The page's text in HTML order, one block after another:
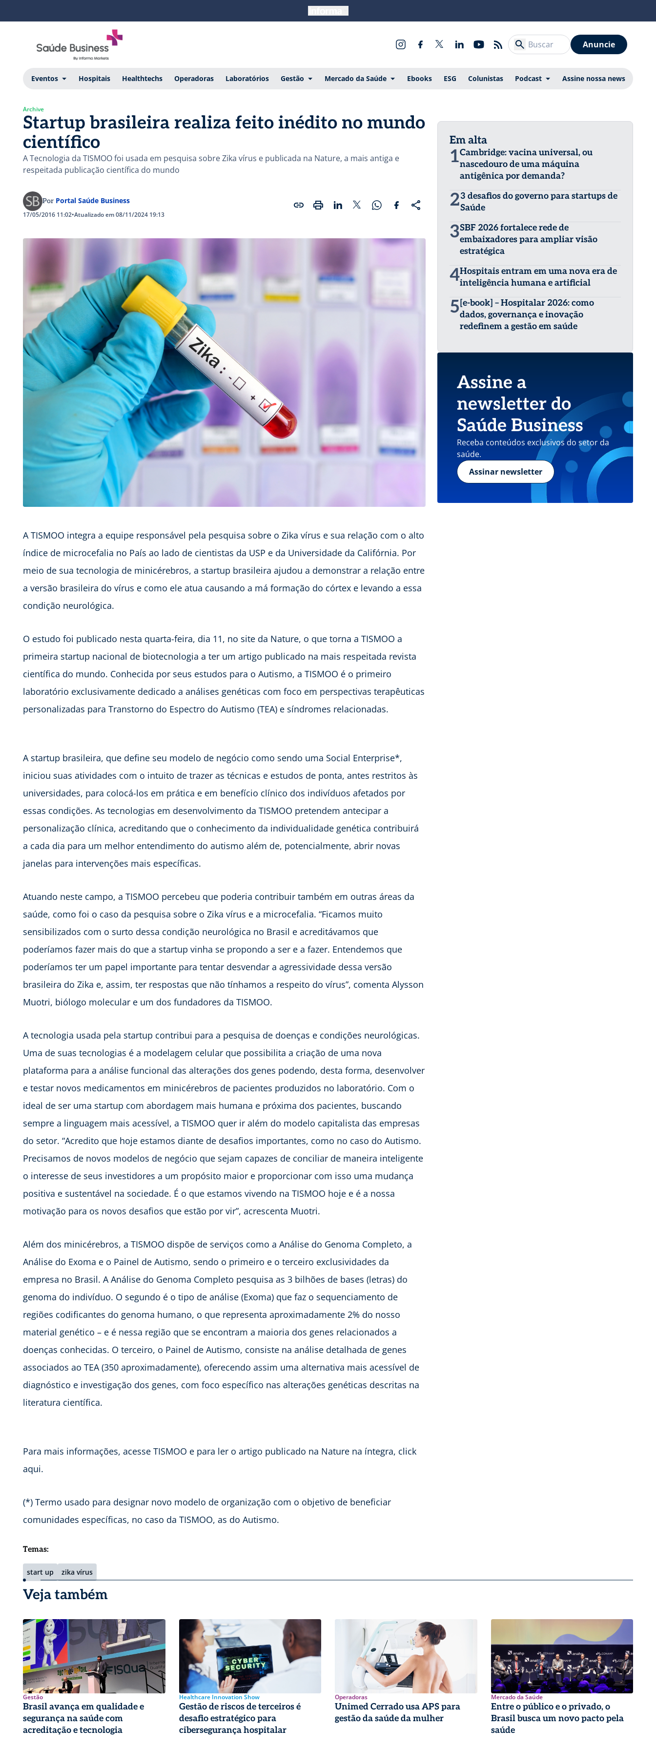
Anuncie
Eventos Hospitais Healthtechs Operadoras Laboratórios Gestão Mercado da Saúde Ebooks ESG Colunistas Podcast Assine nossa news
Archive
Startup brasileira realiza feito inédito no mundo
científico
A Tecnologia da TISMOO foi usada em pesquisa sobre Zika vírus e publicada na Nature, a mais antiga e
respeitada publicação científica do mundo
Por Portal Saúde Business
17/05/2016 11:02•Atualizado em 08/11/2024 19:13
A TISMOO integra a equipe responsável pela pesquisa sobre o Zika vírus e sua relação com o alto
índice de microcefalia no País ao lado de cientistas da USP e da Universidade da Califórnia. Por
meio de sua tecnologia de minicérebros, a startup brasileira ajudou a demonstrar a relação entre
a versão brasileira do vírus e como ele atua causando a má formação do córtex e levando a essa
condição neurológica.
O estudo foi publicado nesta quarta-feira, dia 11, no site da Nature, o que torna a TISMOO a
primeira startup nacional de biotecnologia a ter um artigo publicado na mais respeitada revista
científica do mundo. Conhecida por seus estudos para o Autismo, a TISMOO é o primeiro
laboratório exclusivamente dedicado a análises genéticas com foco em perspectivas terapêuticas
personalizadas para Transtorno do Espectro do Autismo (TEA) e síndromes relacionadas.
A startup brasileira, que define seu modelo de negócio como sendo uma Social Enterprise*,
iniciou suas atividades com o intuito de trazer as técnicas e estudos de ponta, antes restritos às
universidades, para colocá-los em prática e em benefício clínico dos indivíduos afetados por
essas condições. As tecnologias em desenvolvimento da TISMOO pretendem antecipar a
personalização clínica, acreditando que o conhecimento da individualidade genética contribuirá
a cada dia para um melhor entendimento do autismo além de, potencialmente, abrir novas
janelas para intervenções mais específicas.
Atuando neste campo, a TISMOO percebeu que poderia contribuir também em outras áreas da
saúde, como foi o caso da pesquisa sobre o Zika vírus e a microcefalia. “Ficamos muito
sensibilizados com o surto dessa condição neurológica no Brasil e acreditávamos que
poderíamos fazer mais do que a startup vinha se propondo a ser e a fazer. Entendemos que
poderíamos ter um papel importante para tentar desvendar a agressividade dessa versão
brasileira do Zika e, assim, ter respostas que não tínhamos a respeito do vírus”, comenta Alysson
Muotri, biólogo molecular e um dos fundadores da TISMOO.
A tecnologia usada pela startup contribui para a pesquisa de doenças e condições neurológicas.
Uma de suas tecnologias é a modelagem celular que possibilita a criação de uma nova
plataforma para a análise funcional das alterações dos genes podendo, desta forma, desenvolver
e testar novos medicamentos em minicérebros de pacientes produzidos no laboratório. Com o
ideal de ser uma startup com abordagem mais humana e próxima dos pacientes, buscando
sempre a linguagem mais acessível, a TISMOO quer ir além do modelo capitalista das empresas
do setor. “Acredito que hoje estamos diante de desafios importantes, como no caso do Autismo.
Precisamos de novos modelos de negócio que sejam capazes de conciliar de maneira inteligente
o interesse de seus investidores a um propósito maior e proporcionar com isso uma mudança
positiva e sustentável na sociedade. É o que estamos vivendo na TISMOO hoje e é a nossa
motivação para os novos desafios que estão por vir”, acrescenta Muotri.
Além dos minicérebros, a TISMOO dispõe de serviços como a Análise do Genoma Completo, a
Análise do Exoma e o Painel de Autismo, sendo o primeiro e o terceiro exclusividades da
empresa no Brasil. A Análise do Genoma Completo pesquisa as 3 bilhões de bases (letras) do
genoma do indivíduo. O segundo é o tipo de análise (Exoma) que faz o sequenciamento de
regiões codificantes do genoma humano, o que representa aproximadamente 2% do nosso
material genético – e é nessa região que se encontram a maioria dos genes relacionados a
doenças conhecidas. O terceiro, o Painel de Autismo, consiste na análise detalhada de genes
associados ao TEA (350 aproximadamente), oferecendo assim uma alternativa mais acessível de
diagnóstico e investigação dos genes, com foco específico nas alterações genéticas descritas na
literatura científica.
Para mais informações, acesse TISMOO e para ler o artigo publicado na Nature na íntegra, click
aqui.
(*) Termo usado para designar novo modelo de organização com o objetivo de beneficiar
comunidades específicas, no caso da TISMOO, as do Autismo.
Temas:
start up zika vírus
Em alta
1Cambridge: vacina universal, ou
nascedouro de uma máquina
antigênica por demanda?
23 desafios do governo para startups de
Saúde
3SBF 2026 fortalece rede de
embaixadores para ampliar visão
estratégica
4Hospitais entram em uma nova era de
inteligência humana e artificial
5 [e-book] – Hospitalar 2026: como
dados, governança e inovação
redefinem a gestão em saúde
Assine a
newsletter do
Saúde Business
Receba conteúdos exclusivos do setor da
saúde.
Assinar newsletter
Veja também
Gestão
Brasil avança em qualidade e
segurança na saúde com
acreditação e tecnologia
Healthcare Innovation Show
Gestão de riscos de terceiros é
desafio estratégico para
cibersegurança hospitalar
Operadoras
Unimed Cerrado usa APS para
gestão da saúde da mulher
Mercado da Saúde
Entre o público e o privado, o
Brasil busca um novo pacto pela
saúde